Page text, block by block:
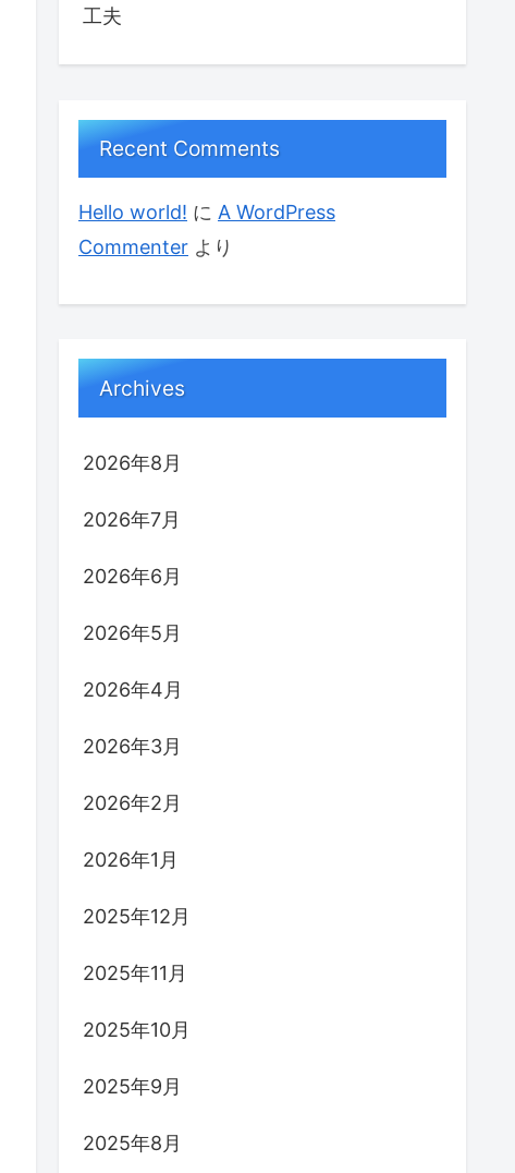
工夫
Recent Comments
Hello world! に A WordPress
Commenter より
Archives
2026年8月
2026年7月
2026年6月
2026年5月
2026年4月
2026年3月
2026年2月
2026年1月
2025年12月
2025年11月
2025年10月
2025年9月
2025年8月